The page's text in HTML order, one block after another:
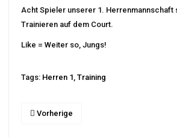
Acht Spieler unserer 1. Herrenmannschaft
Trainieren auf dem Court.
Like = Weiter so, Jungs!
Tags: Herren 1, Training
Vorherige